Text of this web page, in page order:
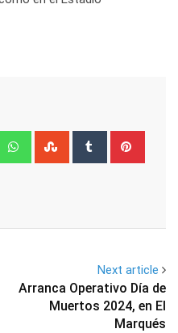
WhatsappStumbleUpon
Tumblr
Next article
Arranca Operativo Día de
Muertos 2024, en El
Marqués